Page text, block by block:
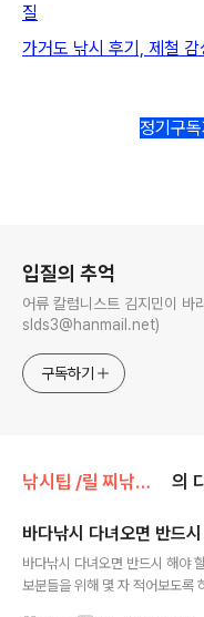
질
가거도 낚시 후기, 제철
정기구
입질의 추억
어류 칼럼니스트 김지민이 바
slds3@hanmail.net)
구독하기
낚시팁 /릴 찌낚시 기초 의
바다낚시 다녀오면 반드
바다낚시 다녀오면 반드시 해야
보분들을 위해 몇 자 적어보도록